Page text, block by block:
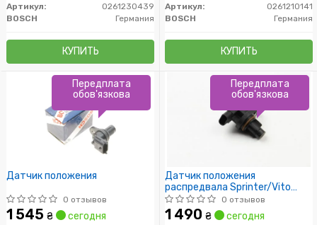
Артикул:
0261230439
BOSCH
Германия
КУПИТЬ
Артикул:
0261210141
BOSCH
Германия
КУПИТЬ
Датчик положения
0 отзывов
1 545 ₴ сегодня
Передплата
обов'язкова
Датчик положения
распредвала Sprinter/Vito
(639/447) OM651 0
0 отзывов
1 490 ₴ сегодня
Передплата
обов'язкова